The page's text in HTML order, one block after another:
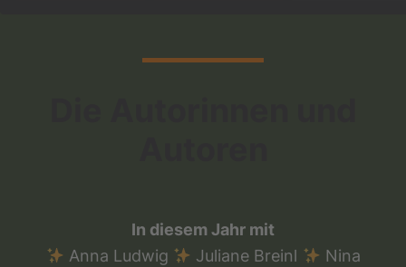
In diesem Jahr mit
Anna Ludwig
Juliane Breinl
Nina